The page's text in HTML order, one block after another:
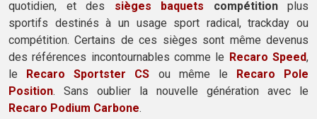
quotidien, et des sièges baquets compétitionplus
sportifs destinés à un usage sport radical, trackday ou
compétition. Certains de ces sièges sont même devenus
des références incontournables comme le Recaro Speed,
le Recaro Sportster CS ou même le Recaro Pole
Position. Sans oublier la nouvelle génération avec le
Recaro Podium Carbone.